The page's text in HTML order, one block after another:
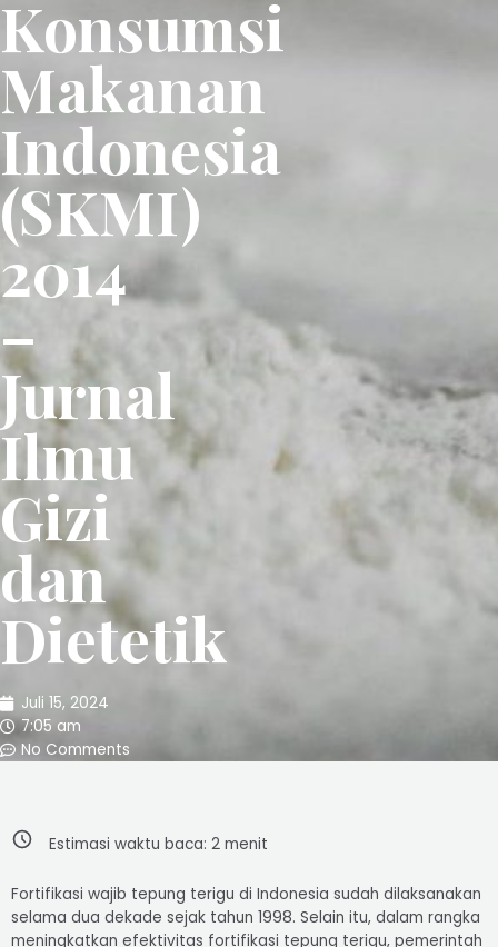
Konsumsi
Makanan
Indonesia
(SKMI)
2014
–
Jurnal
Ilmu
Gizi
dan
Dietetik
Juli 15, 2024
7:05 am
No Comments
Estimasi waktu baca: 2menit
Fortifikasi wajib tepung terigu di Indonesia sudah dilaksanakan
selama dua dekade sejak tahun 1998. Selain itu, dalam rangka
meningkatkan efektivitas fortifikasi tepung terigu, pemerintah